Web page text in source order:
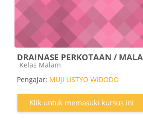
DRAINASE PERKOTAAN /
Kategori kursus
Kelas Malam
Pengajar: MUJI LISTYO WIDODO
Klik untuk memasuki kursus ini